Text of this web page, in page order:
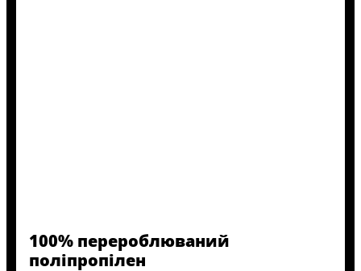
100% перероблюваний
поліпропілен